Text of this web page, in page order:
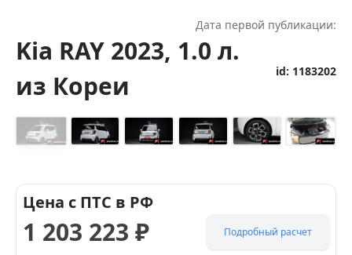
Дата первой публикации:
Kia RAY 2023, 1.0 л.
из Кореи
id: 1183202
Цена с ПТС в РФ
1 203 223 ₽ Подробный расчет